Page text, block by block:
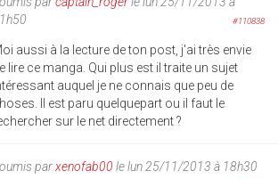
#110838
aussi à la lecture de ton post, j'ai très envie
lire ce manga. Qui plus est il traite un sujet
auquel je ne connais que peu de
Il est paru quelquepart ou il faut le
sur le net directement ?
parxenofab00 le lun 25/11/2013 à 18h30